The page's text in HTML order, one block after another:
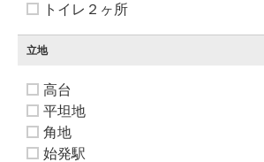
トイレ２ヶ所
立地
高台
平坦地
角地
始発駅